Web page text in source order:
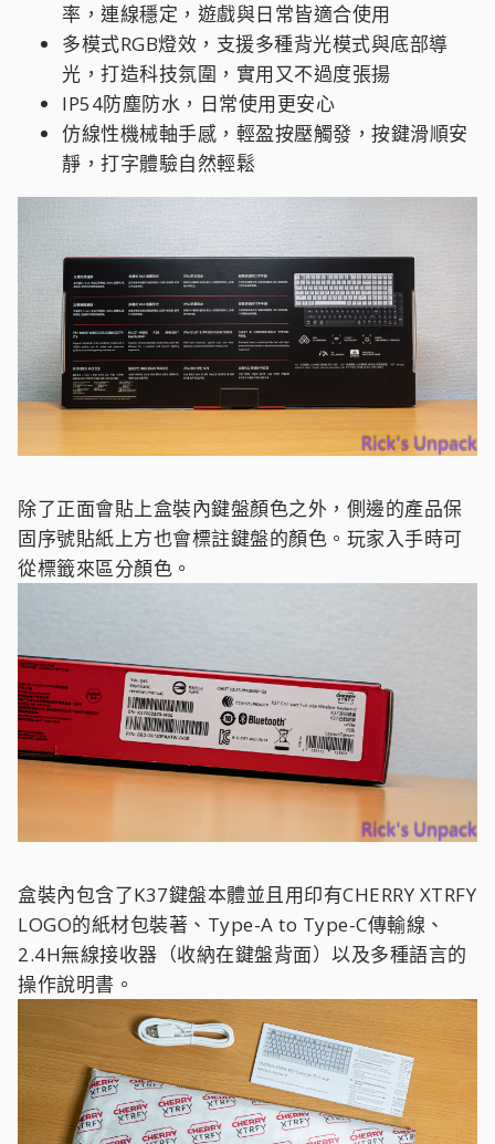
率，連線穩定，遊戲與日常皆適合使用
多模式RGB燈效，支援多種背光模式與底部導
光，打造科技氛圍，實用又不過度張揚
IP54防塵防水，日常使用更安心
仿線性機械軸手感，輕盈按壓觸發，按鍵滑順安
靜，打字體驗自然輕鬆
除了正面會貼上盒裝內鍵盤顏色之外，側邊的產品保
固序號貼紙上方也會標註鍵盤的顏色。玩家入手時可
從標籤來區分顏色。
盒裝內包含了K37鍵盤本體並且用印有CHERRY XTRFY
LOGO的紙材包裝著、Type-A to Type-C傳輸線、
2.4H無線接收器（收納在鍵盤背面）以及多種語言的
操作說明書。